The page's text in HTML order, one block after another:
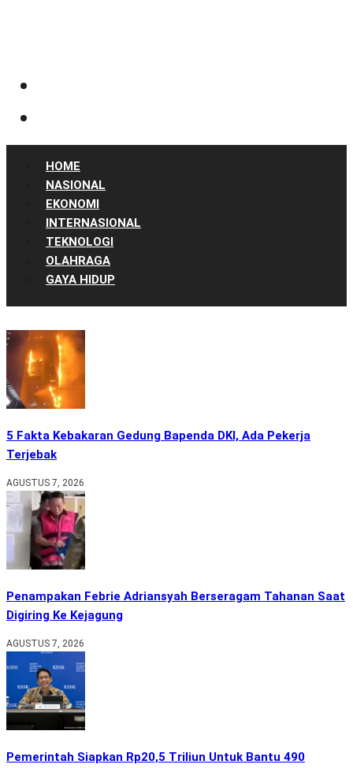
HOME
NASIONAL
EKONOMI
INTERNASIONAL
TEKNOLOGI
OLAHRAGA
GAYA HIDUP
5 Fakta Kebakaran Gedung Bapenda DKI, Ada Pekerja
Terjebak
AGUSTUS 7, 2026
Penampakan Febrie Adriansyah Berseragam Tahanan Saat
Digiring Ke Kejagung
AGUSTUS 7, 2026
Pemerintah Siapkan Rp20,5 Triliun Untuk Bantu 490